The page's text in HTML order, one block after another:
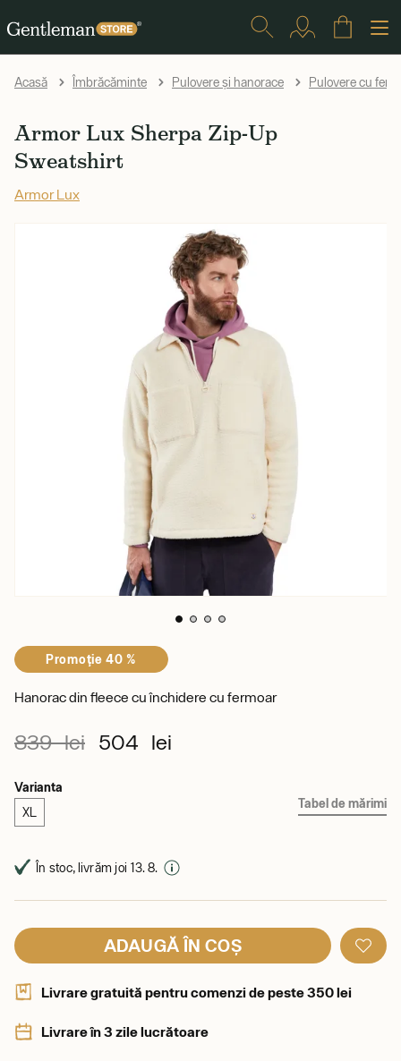
Acasă Îmbrăcăminte Pulovere și hanorace Pulovere cu
Armor Lux Sherpa Zip-Up
Sweatshirt
Armor Lux
Promoţie 40 %
Hanorac din fleece cu închidere cu fermoar
839 lei 504 lei
Varianta
XL
Tabel de mărimi
În stoc, livrăm joi 13. 8.
ADAUGĂ ÎN COȘ
Livrare gratuită pentru comenzi de peste 350 lei
Livrare în 3 zile lucrătoare